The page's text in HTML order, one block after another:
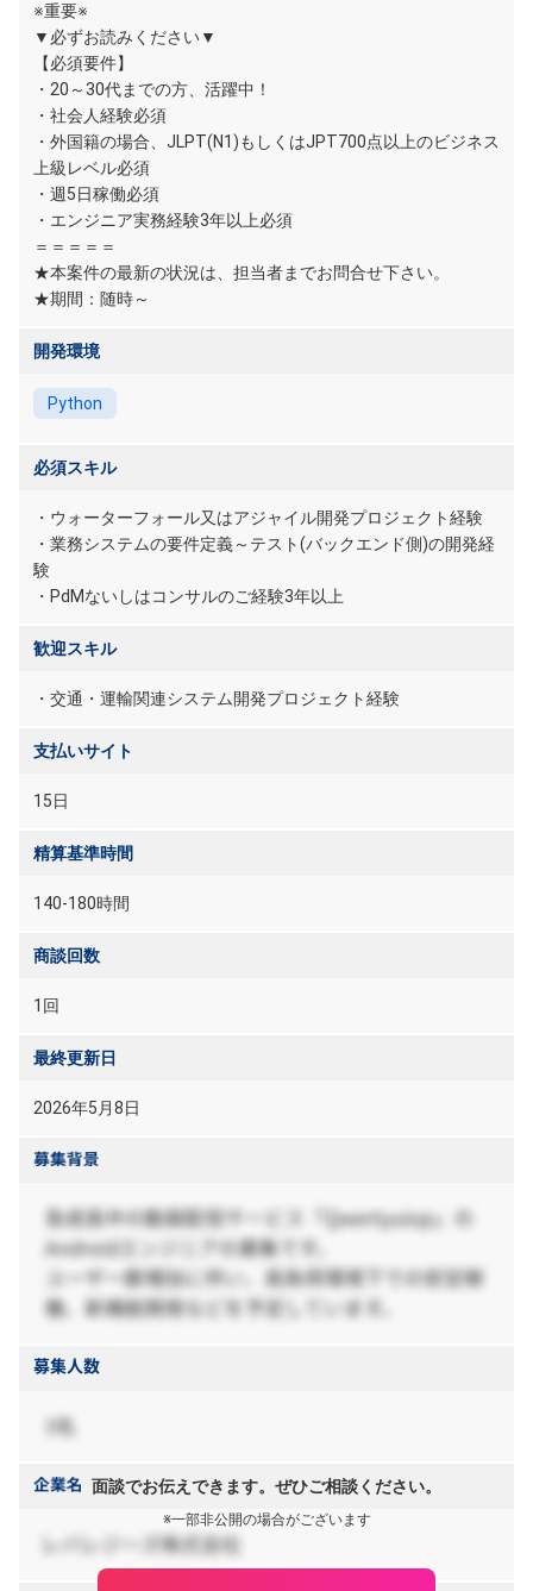
※重要※
▼必ずお読みください▼
【必須要件】
・20～30代までの方、活躍中！
・社会人経験必須
・外国籍の場合、JLPT(N1)もしくはJPT700点以上のビジネス
上級レベル必須
・週5日稼働必須
・エンジニア実務経験3年以上必須
＝＝＝＝＝
★本案件の最新の状況は、担当者までお問合せ下さい。
★期間：随時～
開発環境
Python
必須スキル
・ウォーターフォール又はアジャイル開発プロジェクト経験
・業務システムの要件定義～テスト(バックエンド側)の開発経
験
・PdMないしはコンサルのご経験3年以上
歓迎スキル
・交通・運輸関連システム開発プロジェクト経験
支払いサイト
15日
精算基準時間
140-180時間
商談回数
1回
最終更新日
2026年5月8日
面談でお伝えできます。ぜひご相談ください。
※一部非公開の場合がございます